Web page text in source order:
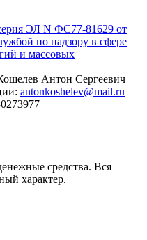
ЭЛ N ФС77-81629 от
по надзору в сфере
и массовых
Антон Сергеевич
antonkoshelev@mail.ru
средства. Вся
характер.